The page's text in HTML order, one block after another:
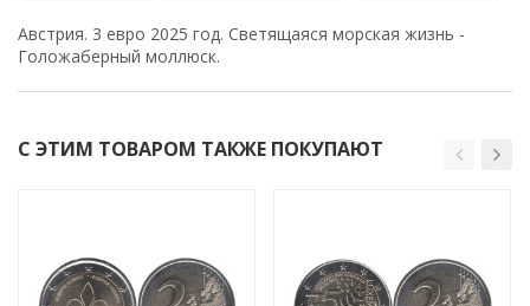
Австрия. 3 евро 2025 год. Светящаяся морская жизнь -
Голожаберный моллюск.
С ЭТИМ ТОВАРОМ ТАКЖЕ ПОКУПАЮТ